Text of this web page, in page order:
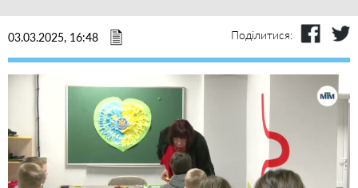
03.03.2025, 16:48 Поділитися: